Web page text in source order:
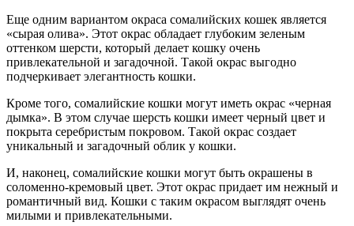
Еще одним вариантом окраса сомалийских кошек является
«сырая олива». Этот окрас обладает глубоким зеленым
оттенком шерсти, который делает кошку очень
привлекательной и загадочной. Такой окрас выгодно
подчеркивает элегантность кошки.
Кроме того, сомалийские кошки могут иметь окрас «черная
дымка». В этом случае шерсть кошки имеет черный цвет и
покрыта серебристым покровом. Такой окрас создает
уникальный и загадочный облик у кошки.
И, наконец, сомалийские кошки могут быть окрашены в
соломенно-кремовый цвет. Этот окрас придает им нежный и
романтичный вид. Кошки с таким окрасом выглядят очень
милыми и привлекательными.